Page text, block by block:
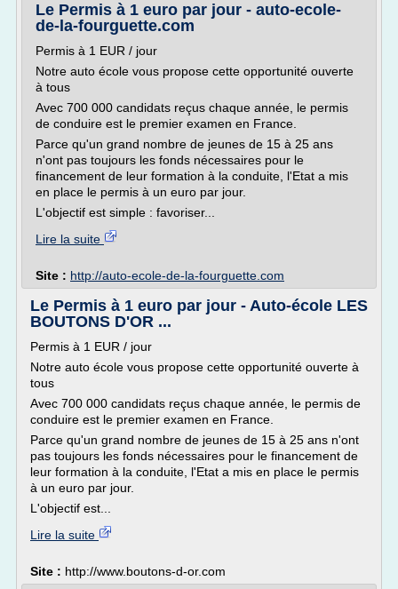
Le Permis à 1 euro par jour - auto-ecole-
de-la-fourguette.com
Permis à 1 EUR / jour
Notre auto école vous propose cette opportunité ouverte
à tous
Avec 700 000 candidats reçus chaque année, le permis
de conduire est le premier examen en France.
Parce qu'un grand nombre de jeunes de 15 à 25 ans
n'ont pas toujours les fonds nécessaires pour le
financement de leur formation à la conduite, l'Etat a mis
en place le permis à un euro par jour.
L'objectif est simple : favoriser...
Lire la suite
Site : http://auto-ecole-de-la-fourguette.com
Le Permis à 1 euro par jour - Auto-école LES
BOUTONS D'OR ...
Permis à 1 EUR / jour
Notre auto école vous propose cette opportunité ouverte à
tous
Avec 700 000 candidats reçus chaque année, le permis de
conduire est le premier examen en France.
Parce qu'un grand nombre de jeunes de 15 à 25 ans n'ont
pas toujours les fonds nécessaires pour le financement de
leur formation à la conduite, l'Etat a mis en place le permis
à un euro par jour.
L'objectif est...
Lire la suite
Site : http://www.boutons-d-or.com